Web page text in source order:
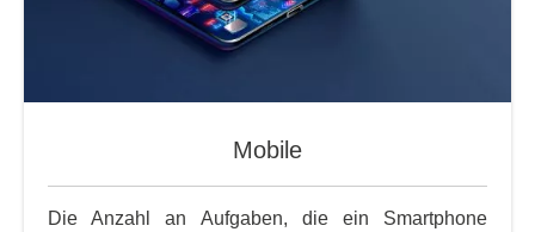
Mobile
Die Anzahl an Aufgaben, die ein Smartphone